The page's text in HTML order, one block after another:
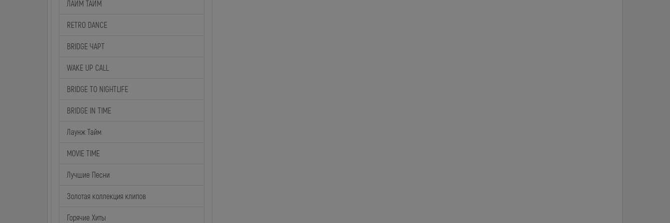
ЛАЙМ ТАЙМ
RETRO DANCE
BRIDGE ЧАРТ
WAKE UP CALL
BRIDGE TO NIGHTLIFE
BRIDGE IN TIME
Лаунж Тайм
MOVIE TIME
Лучшие Песни
Золотая коллекция клипов
Горячие Хиты